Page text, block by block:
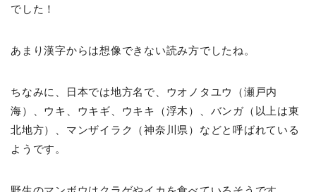
でした！
あまり漢字からは想像できない読み方でしたね。
ちなみに、日本では地方名で、ウオノタユウ（瀬戸内
海）、ウキ、ウキギ、ウキキ（浮木）、バンガ（以上は東
北地方）、マンザイラク（神奈川県）などと呼ばれている
ようです。